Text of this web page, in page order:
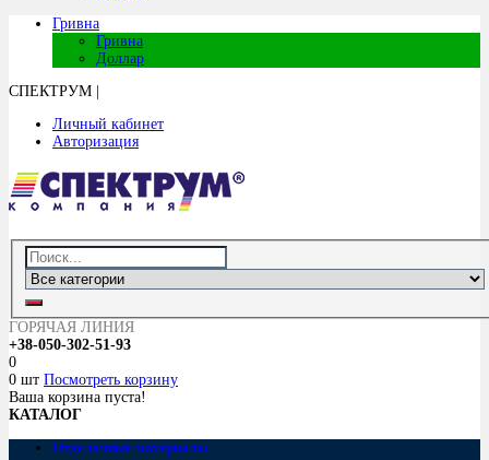
Гривна
Гривна
Доллар
СПЕКТРУМ
Личный кабинет
Авторизация
ГОРЯЧАЯ ЛИНИЯ
+38-050-302-51-93
0
0 шт Посмотреть корзину
Ваша корзина пуста!
КАТАЛОГ
Отделочные материалы